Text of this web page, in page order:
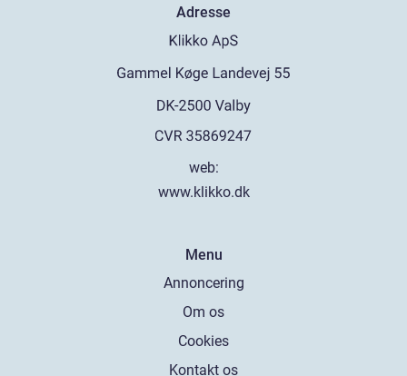
Adresse
web:
www.klikko.dk
Menu
Annoncering
Om os
Cookies
Kontakt os